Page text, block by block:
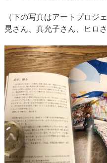
（下の写真はアートプロジ
晃さん、真允子さん、ヒロさ